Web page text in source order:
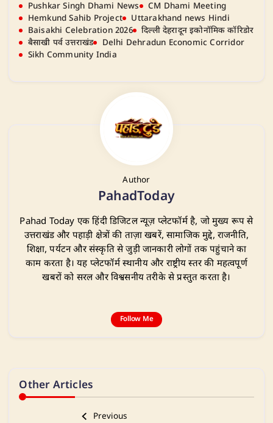
Pushkar Singh Dhami News
CM Dhami Meeting
Hemkund Sahib Project
Uttarakhand news Hindi
Baisakhi Celebration 2026
दिल्ली देहरादून इकोनॉमिक कॉरिडोर
बैसाखी पर्व उत्तराखंड
Delhi Dehradun Economic Corridor
Sikh Community India
Author
PahadToday
Pahad Today एक हिंदी डिजिटल न्यूज़ प्लेटफॉर्म है, जो मुख्य रूप से
उत्तराखंड और पहाड़ी क्षेत्रों की ताज़ा खबरें, सामाजिक मुद्दे, राजनीति,
शिक्षा, पर्यटन और संस्कृति से जुड़ी जानकारी लोगों तक पहुंचाने का
काम करता है। यह प्लेटफॉर्म स्थानीय और राष्ट्रीय स्तर की महत्वपूर्ण
खबरों को सरल और विश्वसनीय तरीके से प्रस्तुत करता है।
Follow Me
Other Articles
Previous